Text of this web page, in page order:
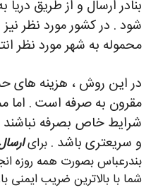
بنادر ارسال و از طریق
شود . در کشور مورد نظر نیز
محموله به شهر مورد نظر
در این روش ، هزینه های
مقرون به صرفه است . اما
شرایط خاص بصرفه نباشند
و سریعتری باشد . برای
بندرعباس بصورت همه روزه
شما با بالاترین ضریب ایمنی